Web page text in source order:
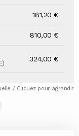
181,20 €
810,00 €
324,00 €
/ Cliquez pour agrandir